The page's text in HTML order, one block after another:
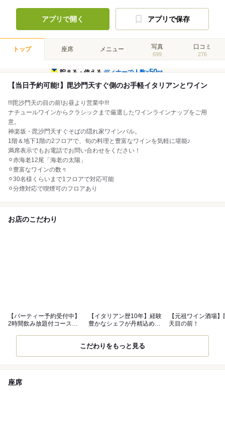
アプリで開く アプリで保存
トップ 座席 メニュー 写真
699
口コミ
276
貯まる・使えるディナーで人数×50pt
【当日予約可能!】毘沙門天すぐ側のお手軽イタリアンとワイン
!!!毘沙門天の目の前!お昼より営業中!!!
ナチュールワインからクラシックまで厳選したワインラインナップをご用
意。
神楽坂・毘沙門天すぐそばの隠れ家ワインバル。
1階＆地下1階の2フロアで、旬の料理と豊富なワインを気軽に堪能♪
満席表示でもお電話でお問い合わせをください！
⚪︎赤海老12尾「海老の太陽」
⚪︎豊富なワインの数々
⚪︎30名様くらいまで1フロアで対応可能
⚪︎分煙対応で喫煙可のフロアあり
お店のこだわり
【パーティー予約受付中】
2時間飲み放題付コース
【イタリアン歴10年】経験
豊かなシェフが丹精込めて
【元祖ワイン酒場
天目の前！
こだわりをもっと見る
座席